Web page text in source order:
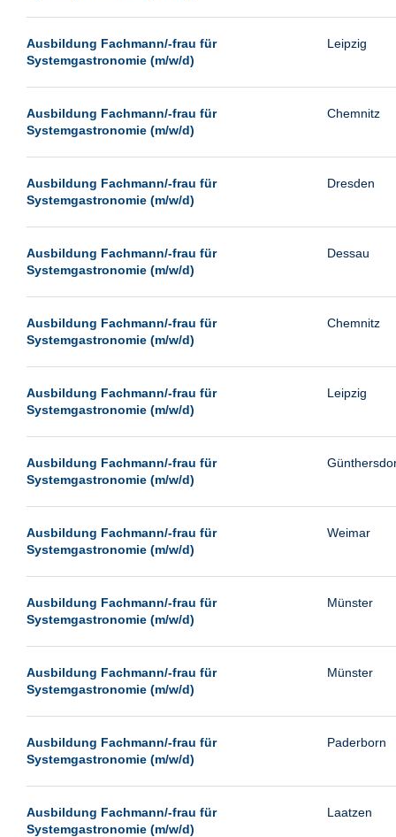
Kassel
Laatzen
Leipzig
Leverkusen
Magdeburg
Mannheim
München
Neu-Isenburg
Neubrandenburg
Neumünster
Neunkirchen
Paderborn
Passau
Pforzheim
Schwerin
Siegburg
Siegen
Viernheim
Weimar
Wetzlar
Ausbildung Fachmann/-frau für
Systemgastronomie (m/w/d)
Leipzig
Ausbildung Fachmann/-frau für
Systemgastronomie (m/w/d)
Chemnitz
Ausbildung Fachmann/-frau für
Systemgastronomie (m/w/d)
Dresden
Ausbildung Fachmann/-frau für
Systemgastronomie (m/w/d)
Dessau
Ausbildung Fachmann/-frau für
Systemgastronomie (m/w/d)
Chemnitz
Ausbildung Fachmann/-frau für
Systemgastronomie (m/w/d)
Leipzig
Ausbildung Fachmann/-frau für
Systemgastronomie (m/w/d)
Ausbildung Fachmann/-frau für
Systemgastronomie (m/w/d)
Weimar
Ausbildung Fachmann/-frau für
Systemgastronomie (m/w/d)
Münster
Ausbildung Fachmann/-frau für
Systemgastronomie (m/w/d)
Münster
Ausbildung Fachmann/-frau für
Systemgastronomie (m/w/d)
Paderborn
Ausbildung Fachmann/-frau für
Systemgastronomie (m/w/d)
Laatzen